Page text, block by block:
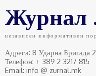
Журнал
независен информативен
Адреса: 8 Ударна Бригада
Телефон: + 389 2 3217 815
Email: info @ zurnal.mk